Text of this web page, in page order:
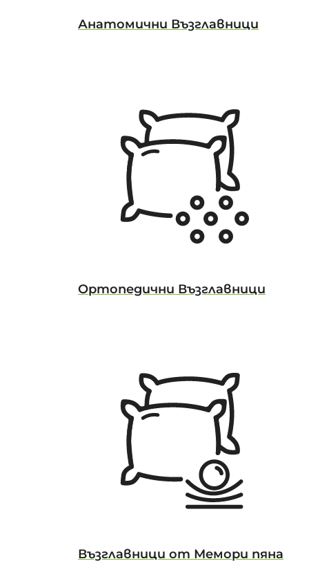
Анатомични Възглавници
Ортопедични Възглавници
Възглавници от Мемори пяна